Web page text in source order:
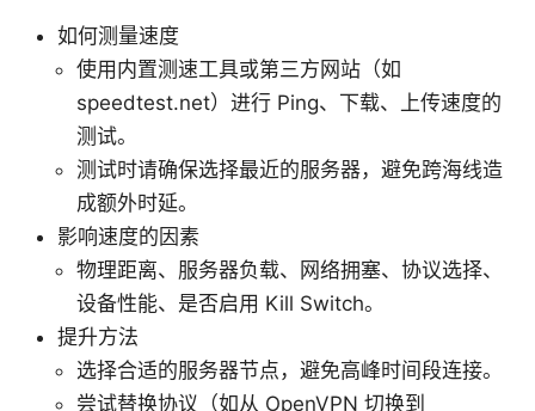
如何测量速度
使用内置测速工具或第三方网站（如
speedtest.net）进行 Ping、下载、上传速度的
测试。
测试时请确保选择最近的服务器，避免跨海线造
成额外时延。
影响速度的因素
物理距离、服务器负载、网络拥塞、协议选择、
设备性能、是否启用 Kill Switch。
提升方法
选择合适的服务器节点，避免高峰时间段连接。
尝试替换协议（如从 OpenVPN 切换到